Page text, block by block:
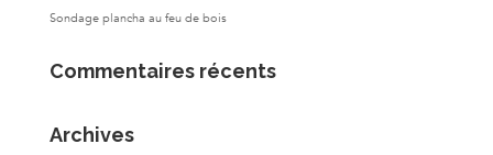
Sondage plancha au feu de bois
Commentaires récents
Archives